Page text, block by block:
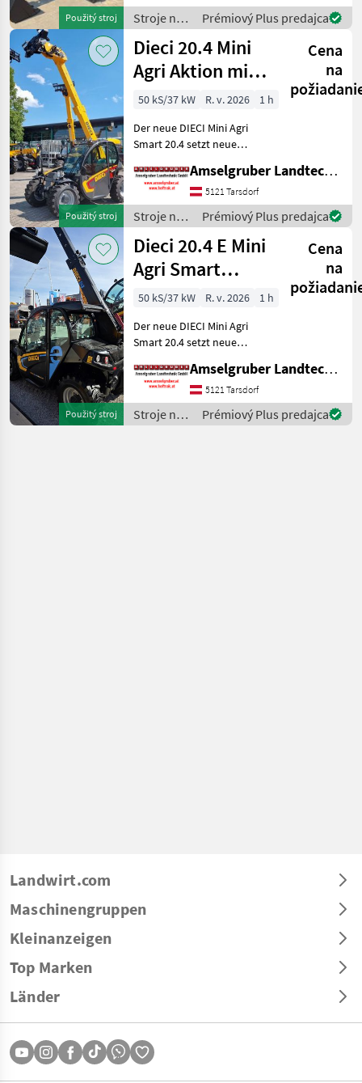
Použitý stroj
Stroje na
stavbu /
JCB
Prémiový Plus predajca
Použitý stroj
Dieci 20.4 Mini
Agri Aktion mit
Österreichpaket
Cena
na
50 kS/37 kW R. v. 2026
1 h
Der neue DIECI Mini Agri
Smart 20.4 setzt neue
Teleskopladermarkt. Stufe
5 Motor - -Größte Kabine
(Baugleich vom Modell 26.6
Mini Agri) -50
Amselgruber Landtechnik GmbH
5121 Tarsdorf
Stroje na
stavbu /
Dieci
Prémiový Plus predajca
Použitý stroj
Dieci 20.4 E Mini
Agri Smart
ELEKTRO
Teleskoplader
TOP
Cena
na
50 kS/37 kW R. v. 2026
1 h
Der neue DIECI Mini Agri
Smart 20.4 setzt neue
Teleskopladermarkt. 100 %
Elektro! -Größte Kabine
(Baugleich vom Modell 26.6
Mini Agri) -Echt
Amselgruber Landtechnik GmbH
5121 Tarsdorf
Stroje na
stavbu /
Prémiový Plus predajca
Landwirt.com
Maschinengruppen
Kleinanzeigen
Top Marken
Länder